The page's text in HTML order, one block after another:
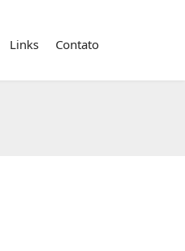
Links Contato